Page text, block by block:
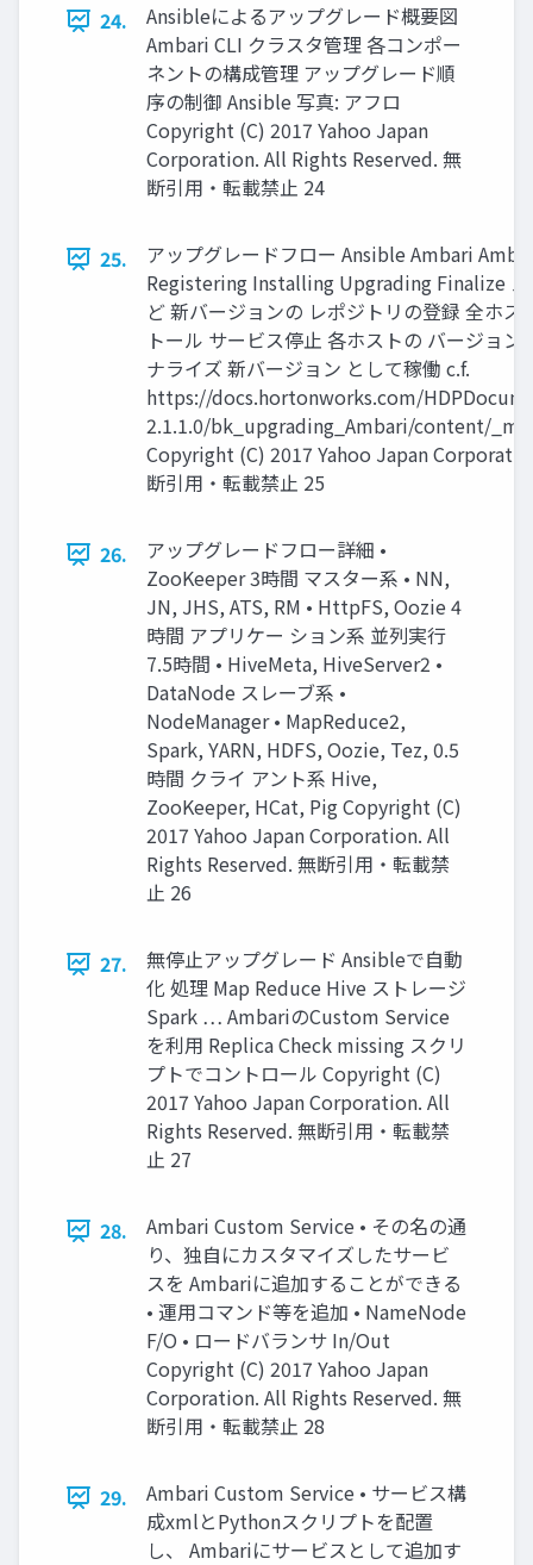
24.
Ansibleによるアップグレード概要図
Ambari CLI クラスタ管理 各コンポー
ネントの構成管理 アップグレード順
序の制御 Ansible 写真: アフロ
Copyright (C) 2017 Yahoo Japan
Corporation. All Rights Reserved. 無
断引用・転載禁止 24
25.
アップグレードフロー Ansible Ambari
Registering Installing Upgrading Finalize
ど 新バージョンの レポジトリの登録 全ホ
トール サービス停止 各ホストの バージョ
ナライズ 新バージョン として稼働 c.f.
https://docs.hortonworks.com/
2.1.1.0/bk_upgrading_Ambari/content/
Copyright (C) 2017 Yahoo Japan
断引用・転載禁止 25
26.
アップグレードフロー詳細 •
ZooKeeper 3時間 マスター系 • NN,
JN, JHS, ATS, RM • HttpFS, Oozie 4
時間 アプリケー ション系 並列実行
7.5時間 • HiveMeta, HiveServer2 •
DataNode スレーブ系 •
NodeManager • MapReduce2,
Spark, YARN, HDFS, Oozie, Tez, 0.5
時間 クライ アント系 Hive,
ZooKeeper, HCat, Pig Copyright (C)
2017 Yahoo Japan Corporation. All
Rights Reserved. 無断引用・転載禁
止 26
27.
無停止アップグレード Ansibleで自動
化 処理 Map Reduce Hive ストレージ
Spark … AmbariのCustom Service
を利用 Replica Check missing スクリ
プトでコントロール Copyright (C)
2017 Yahoo Japan Corporation. All
Rights Reserved. 無断引用・転載禁
止 27
28.
Ambari Custom Service • その名の通
り、独自にカスタマイズしたサービ
スを Ambariに追加することができる
• 運用コマンド等を追加 • NameNode
F/O • ロードバランサ In/Out
Copyright (C) 2017 Yahoo Japan
Corporation. All Rights Reserved. 無
断引用・転載禁止 28
29.
Ambari Custom Service • サービス構
成xmlとPythonスクリプトを配置
し、 Ambariにサービスとして追加す